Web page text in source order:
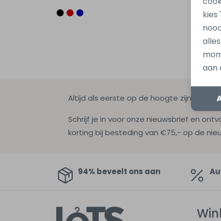
Altijd als eerste op de hoogte zijn?
Schrijf je in voor onze nieuwsbrief en
korting bij besteding van €75,- op de
94% beveelt ons aan
kies
aan